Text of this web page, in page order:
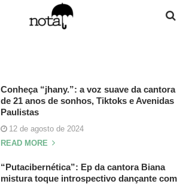
Conheça “jhany.”: a voz suave da cantora
de 21 anos de sonhos, Tiktoks e Avenidas
Paulistas
12 de agosto de 2024
READ MORE
“Putacibernética”: Ep da cantora Biana
mistura toque introspectivo dançante com